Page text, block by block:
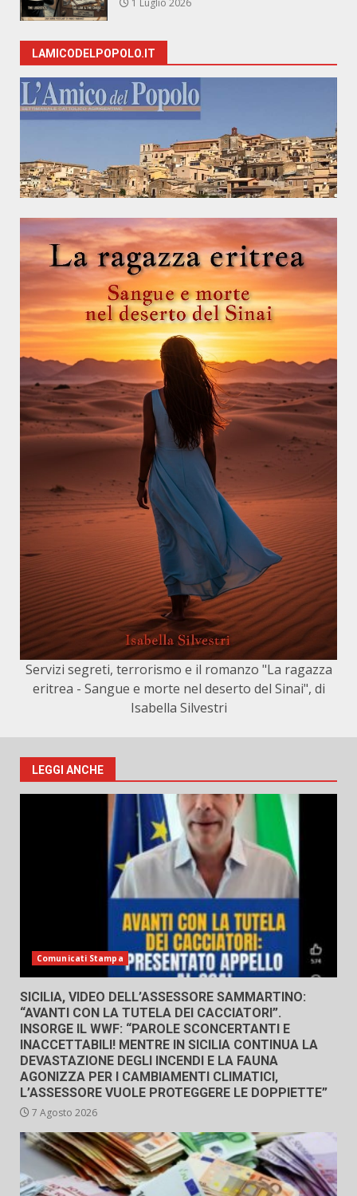
1 Luglio 2026
LAMICODELPOPOLO.IT
Servizi segreti, terrorismo e il romanzo "La ragazza
eritrea - Sangue e morte nel deserto del Sinai", di
Isabella Silvestri
LEGGI ANCHE
Comunicati Stampa
SICILIA, VIDEO DELL’ASSESSORE SAMMARTINO:
“AVANTI CON LA TUTELA DEI CACCIATORI”.
INSORGE IL WWF: “PAROLE SCONCERTANTI E
INACCETTABILI! MENTRE IN SICILIA CONTINUA LA
DEVASTAZIONE DEGLI INCENDI E LA FAUNA
AGONIZZA PER I CAMBIAMENTI CLIMATICI,
L’ASSESSORE VUOLE PROTEGGERE LE DOPPIETTE”
7 Agosto 2026